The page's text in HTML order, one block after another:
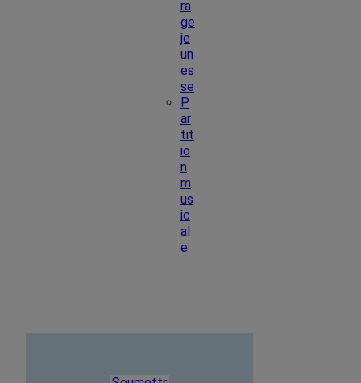
ra
ge
je
un
es
se
P
ar
tit
io
n
m
us
ic
al
e